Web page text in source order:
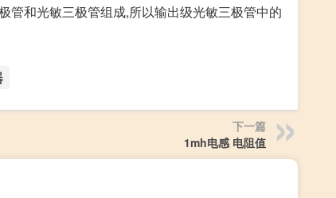
管和光敏三极管组成,所以输出级光敏三极管中的
下一篇
1mh电感 电阻值